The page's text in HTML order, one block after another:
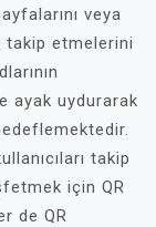
veya
takip etmelerini
ayak uydurarak
takip
için QR
de QR